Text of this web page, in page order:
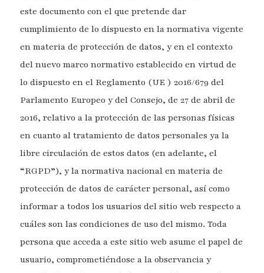
este documento con el que pretende dar
cumplimiento de lo dispuesto en la normativa vigente
en materia de protección de datos, y en el contexto
del nuevo marco normativo establecido en virtud de
lo dispuesto en el Reglamento (UE ) 2016/679 del
Parlamento Europeo y del Consejo, de 27 de abril de
2016, relativo a la protección de las personas físicas
en cuanto al tratamiento de datos personales ya la
libre circulación de estos datos (en adelante, el
“RGPD”), y la normativa nacional en materia de
protección de datos de carácter personal, así como
informar a todos los usuarios del sitio web respecto a
cuáles son las condiciones de uso del mismo. Toda
persona que acceda a este sitio web asume el papel de
usuario, comprometiéndose a la observancia y